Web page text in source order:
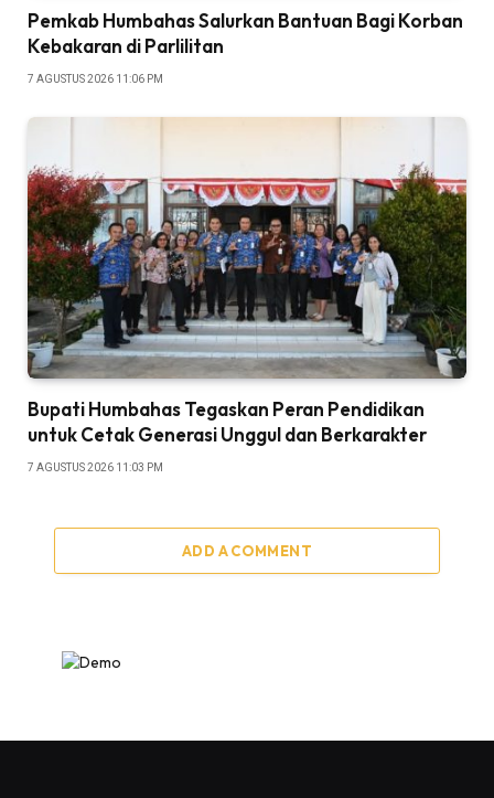
Pemkab Humbahas Salurkan Bantuan Bagi Korban
Kebakaran di Parlilitan
7 AGUSTUS 2026 11:06 PM
Bupati Humbahas Tegaskan Peran Pendidikan
untuk Cetak Generasi Unggul dan Berkarakter
7 AGUSTUS 2026 11:03 PM
ADD A COMMENT